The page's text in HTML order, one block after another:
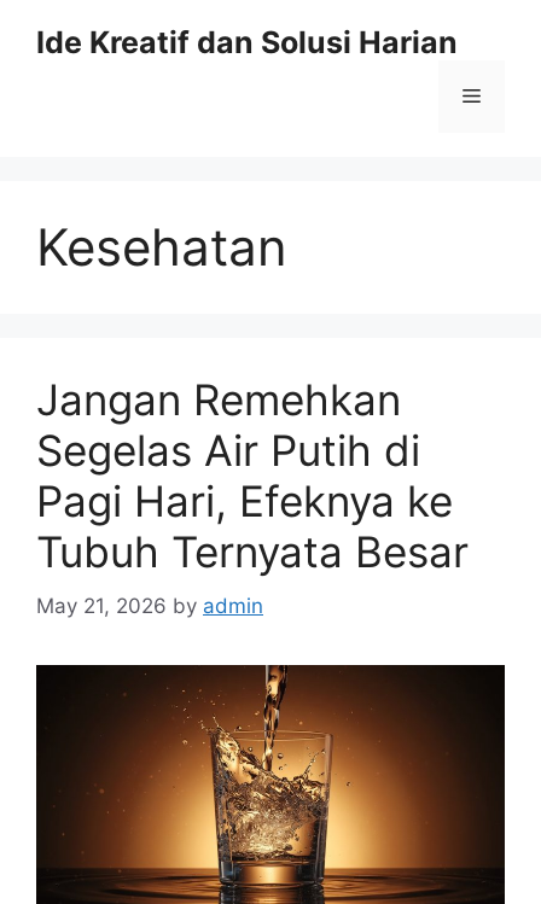
Ide Kreatif dan Solusi Harian
Menu
Kesehatan
Jangan Remehkan
Segelas Air Putih di
Pagi Hari, Efeknya ke
Tubuh Ternyata Besar
May 21, 2026 by admin